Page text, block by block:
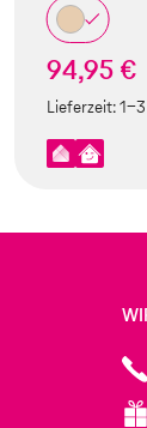
94,95 €
Lieferzeit:1-